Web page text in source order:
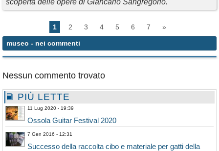
1 2 3 4 5 6 7 »
museo - nei commenti
Nessun commento trovato
PIÙ LETTE
11 Lug 2020 - 19:39
Ossola Guitar Festival 2020
7 Gen 2016 - 12:31
Successo della raccolta cibo e materiale per gatti della